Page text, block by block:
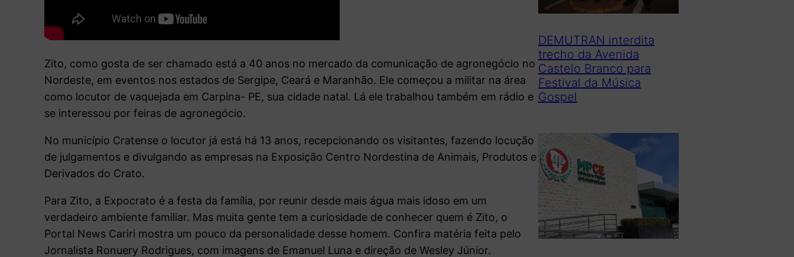
Zito, como gosta de ser chamado está a 40 anos no mercado da comunicação de agronegócio no
Nordeste, em eventos nos estados de Sergipe, Ceará e Maranhão. Ele começou a militar na área
como locutor de vaquejada em Carpina- PE, sua cidade natal. Lá ele trabalhou também em rádio e
se interessou por feiras de agronegócio.
No município Cratense o locutor já está há 13 anos, recepcionando os visitantes, fazendo locução
de julgamentos e divulgando as empresas na Exposição Centro Nordestina de Animais, Produtos e
Derivados do Crato.
Para Zito, a Expocrato é a festa da família, por reunir desde mais água mais idoso em um
verdadeiro ambiente familiar. Mas muita gente tem a curiosidade de conhecer quem é Zito, o
Portal News Cariri mostra um pouco da personalidade desse homem. Confira matéria feita pelo
Jornalista Ronuery Rodrigues, com imagens de Emanuel Luna e direção de Wesley Júnior.
DEMUTRAN interdita
trecho da Avenida
Castelo Branco para
Festival da Música
Gospel